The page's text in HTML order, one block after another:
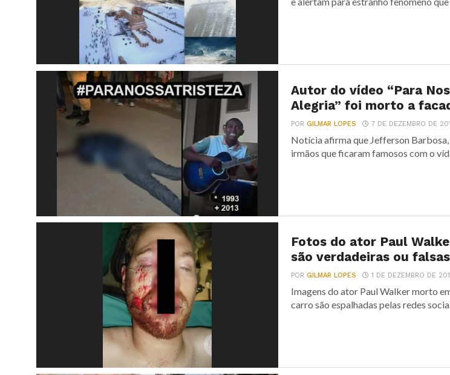
Autor do vídeo “Para
Alegria” foi morto a
PORGILMAR LOPES 7 DE DEZEMBRO DE
Notícia afirma que Jefferson Barbosa,
irmãos que ficaram famosos com o
Fotos do ator Paul
são verdadeiras ou
PORGILMAR LOPES 1 DE DEZEMBRO DE
Imagens do ator Paul Walker morto
carro são espalhadas pelas redes